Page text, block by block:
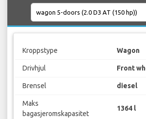
Kroppstype Wagon
Drivhjul Front
Brensel diesel
Maks
bagasjeromskapasitet
1364 l